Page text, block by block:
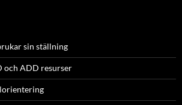
sin ställning
och ADD resurser